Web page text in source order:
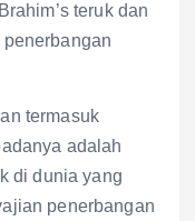
teruk dan
termasuk
adalah
di dunia yang
penerbangan